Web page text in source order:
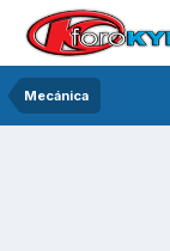
Mecánica